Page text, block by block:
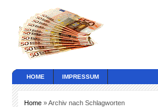
HOME IMPRESSUM
Home » Archiv nach Schlagworten